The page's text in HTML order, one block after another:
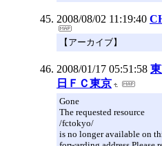
2008/08/02 11:19:40
【アーカイブ】
2008/01/17 05:51:58
日ＦＣ東京
Gone
The requested resource
/fctokyo/
is no longer available on